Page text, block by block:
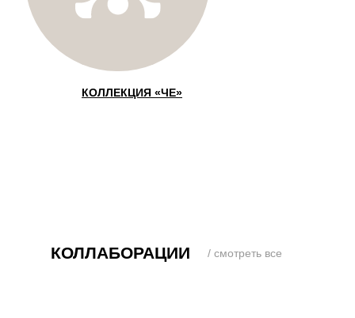
КОЛЛЕКЦИЯ «ЧЕ»
КОЛЛАБОРАЦИИ / смотреть все